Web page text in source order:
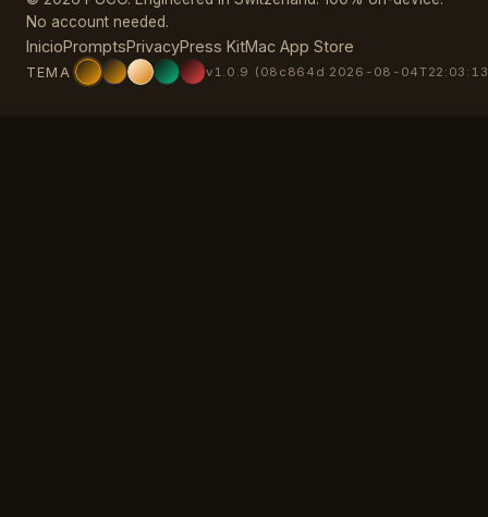
No account needed.
InicioPromptsPrivacyPress KitMac App Store
TEMA v1.0.9 (08c864d 2026-08-